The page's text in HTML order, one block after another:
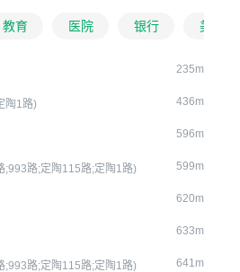
教育 医院 银行 美食
235m
陶1路) 436m
596m
;993路;定陶115路;定陶1路) 599m
620m
633m
;993路;定陶115路;定陶1路) 641m